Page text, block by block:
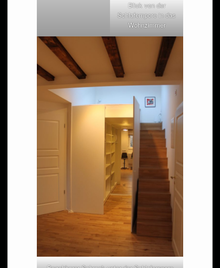
Blick von der
Schlafempore in das
Wohnzimmer